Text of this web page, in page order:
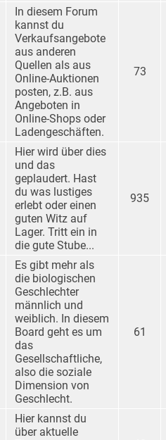
In diesem Forum
kannst du
Verkaufsangebote
aus anderen
Quellen als aus
Online-Auktionen
posten, z.B. aus
Angeboten in
Online-Shops oder
Ladengeschäften.
73
Hier wird über dies
und das
geplaudert. Hast
du was lustiges
erlebt oder einen
guten Witz auf
Lager. Tritt ein in
die gute Stube...
935
Es gibt mehr als
die biologischen
Geschlechter
männlich und
weiblich. In diesem
Board geht es um
das
Gesellschaftliche,
also die soziale
Dimension von
Geschlecht.
61
Hier kannst du
über aktuelle